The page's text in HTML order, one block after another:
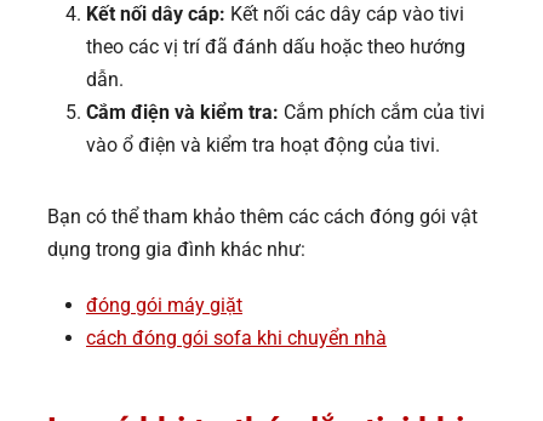
Kết nối dây cáp: Kết nối các dây cáp vào tivi
theo các vị trí đã đánh dấu hoặc theo hướng
dẫn.
Cắm điện và kiểm tra: Cắm phích cắm của tivi
vào ổ điện và kiểm tra hoạt động của tivi.
Bạn có thể tham khảo thêm các cách đóng gói vật
dụng trong gia đình khác như:
đóng gói máy giặt
cách đóng gói sofa khi chuyển nhà